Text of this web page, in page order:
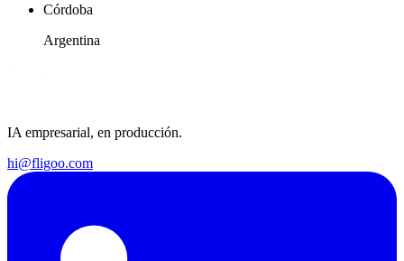
Córdoba
Argentina
IA empresarial, en producción.
hi@fligoo.com